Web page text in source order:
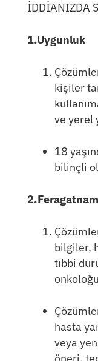
İDDİANIZDA
1.Uygunluk
kişiler
ve yerel
18
bilinçli
bilgiler,
tıbbi
hasta
veya